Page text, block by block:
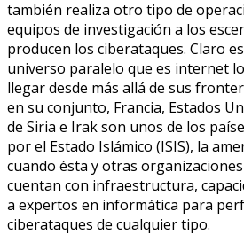
también realiza otro tipo de
equipos de investigación a los
producen los ciberataques. Claro
universo paralelo que es internet
llegar desde más allá de sus
en su conjunto, Francia, Estados
de Siria e Irak son unos de los
por el Estado Islámico (ISIS), la
cuando ésta y otras
cuentan con infraestructura,
a expertos en informática para
ciberataques de cualquier tipo.